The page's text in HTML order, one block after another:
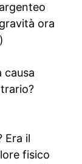
ora
causa
Era il
fisico